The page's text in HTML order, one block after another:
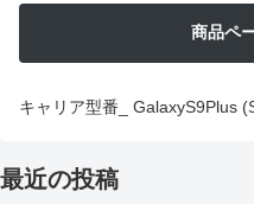
商品ペ
キャリア型番_ GalaxyS9Plus
最近の投稿